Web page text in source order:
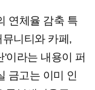
연체율 감축 특
니티와 카페,
이라는 내용이 퍼
금고는 이미 인